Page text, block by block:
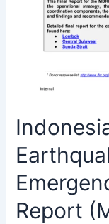
Report